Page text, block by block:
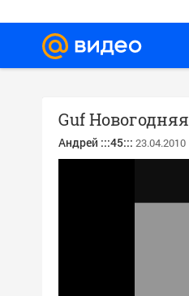
Guf Новогодняя
Андрей :::45::: 23.04.2010